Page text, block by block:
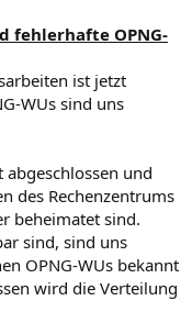
fehlerhafte OPNG-
ist jetzt
WUs sind uns
abgeschlossen und
des Rechenzentrums
beheimatet sind.
sind, sind uns
OPNG-WUs bekannt
wird die Verteilung